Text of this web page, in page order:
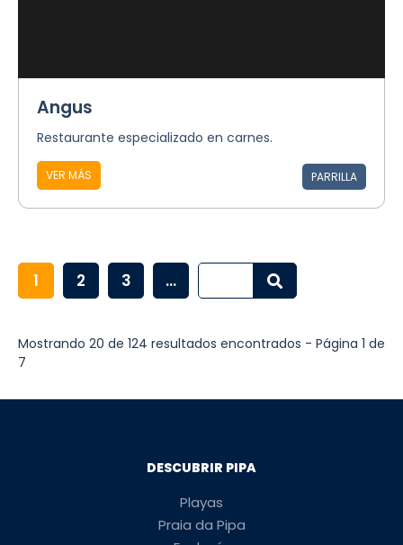
Angus
Restaurante especializado en carnes.
VER MÁS PARRILLA
1 2 3 ...
Mostrando 20 de 124 resultados encontrados - Página 1 de
7
DESCUBRIR PIPA
Playas
Praia da Pipa